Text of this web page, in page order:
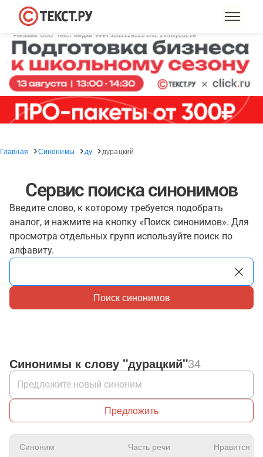
Главная Синонимы ду дурацкий
Сервис поиска синонимов
Введите слово, к которому требуется подобрать
аналог, и нажмите на кнопку «Поиск синонимов». Для
просмотра отдельных групп используйте поиск по
алфавиту.
Поиск синонимов
Синонимы к слову "дурацкий"34
Предложить
Синоним Часть речи Нравится